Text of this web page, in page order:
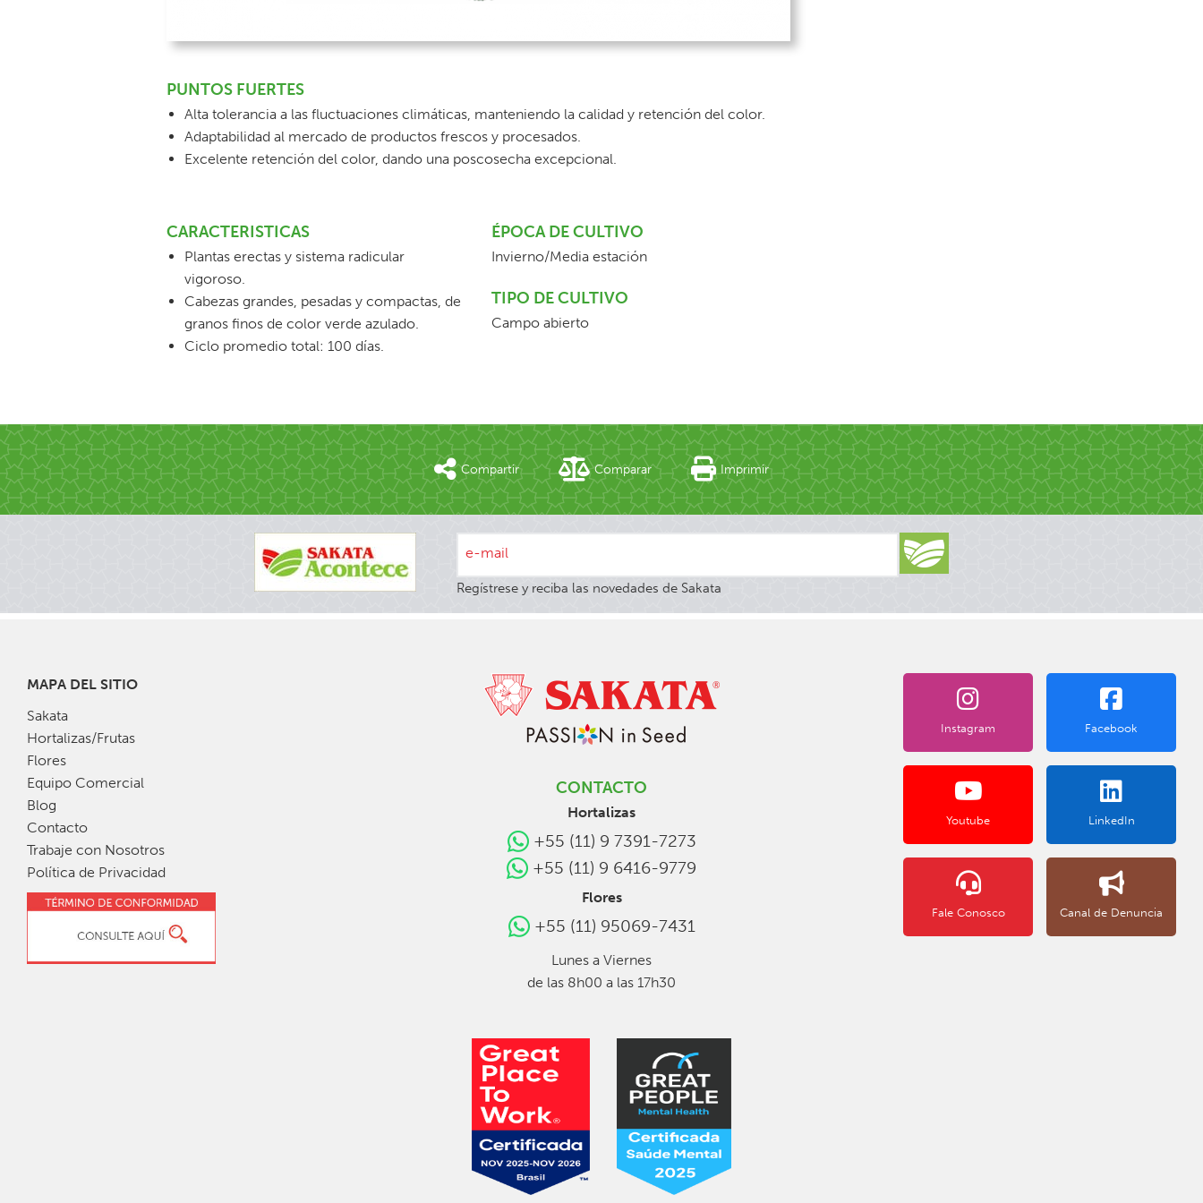
PUNTOS FUERTES
Alta tolerancia a las fluctuaciones climáticas, manteniendo la calidad y retención del color.
Adaptabilidad al mercado de productos frescos y procesados.
Excelente retención del color, dando una poscosecha excepcional.
CARACTERISTICAS
Plantas erectas y sistema radicular
vigoroso.
Cabezas grandes, pesadas y compactas, de
granos finos de color verde azulado.
Ciclo promedio total: 100 días.
ÉPOCA DE CULTIVO
Invierno/Media estación
TIPO DE CULTIVO
Campo abierto
Compartir Comparar Imprimir
e-mail
Regístrese y reciba las novedades de Sakata
MAPA DEL SITIO
Sakata
Hortalizas/Frutas
Flores
Equipo Comercial
Blog
Contacto
Trabaje con Nosotros
Política de Privacidad
CONTACTO
Hortalizas
+55 (11) 9 7391-7273
+55 (11) 9 6416-9779
Flores
+55 (11) 95069-7431
Lunes a Viernes
de las 8h00 a las 17h30
Instagram Facebook
Youtube LinkedIn
Fale Conosco Canal de Denuncia